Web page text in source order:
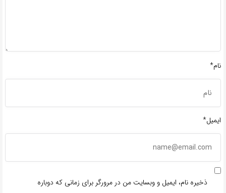
نام*
ایمیل*
ذخیره نام، ایمیل و وبسایت من در مرورگر برای زمانی که دوباره